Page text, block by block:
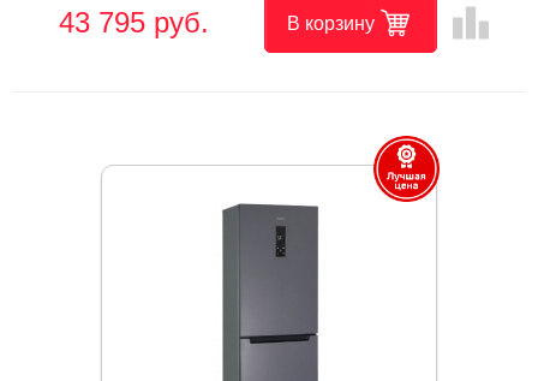
43 795 руб. В корзину leaderboard